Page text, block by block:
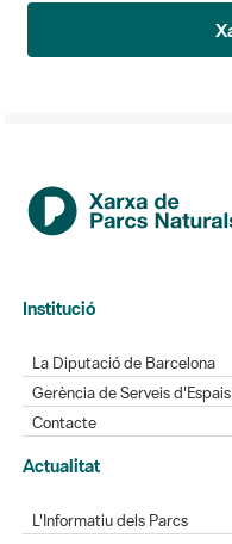
Institució
La Diputació de Barcelona
Gerència de Serveis
Contacte
Actualitat
L'Informatiu dels Parcs